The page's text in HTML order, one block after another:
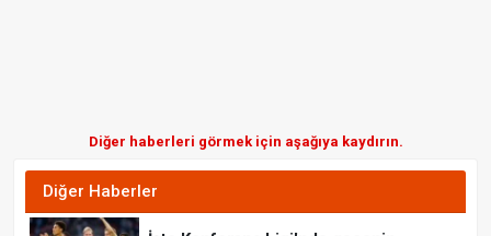
Diğer haberleri görmek için aşağıya kaydırın.
Diğer Haberler